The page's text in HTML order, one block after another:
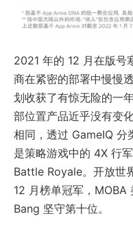
2021 年的 12 月在版号
商在紧密的部署中慢慢
划收获了有惊无险的一
部位置产品近乎没有变
相同，透过 GameIQ 分
是策略游戏中的 4X 行
Battle Royale。开放世
12 月榜单冠军，
Bang 坚守第十位。